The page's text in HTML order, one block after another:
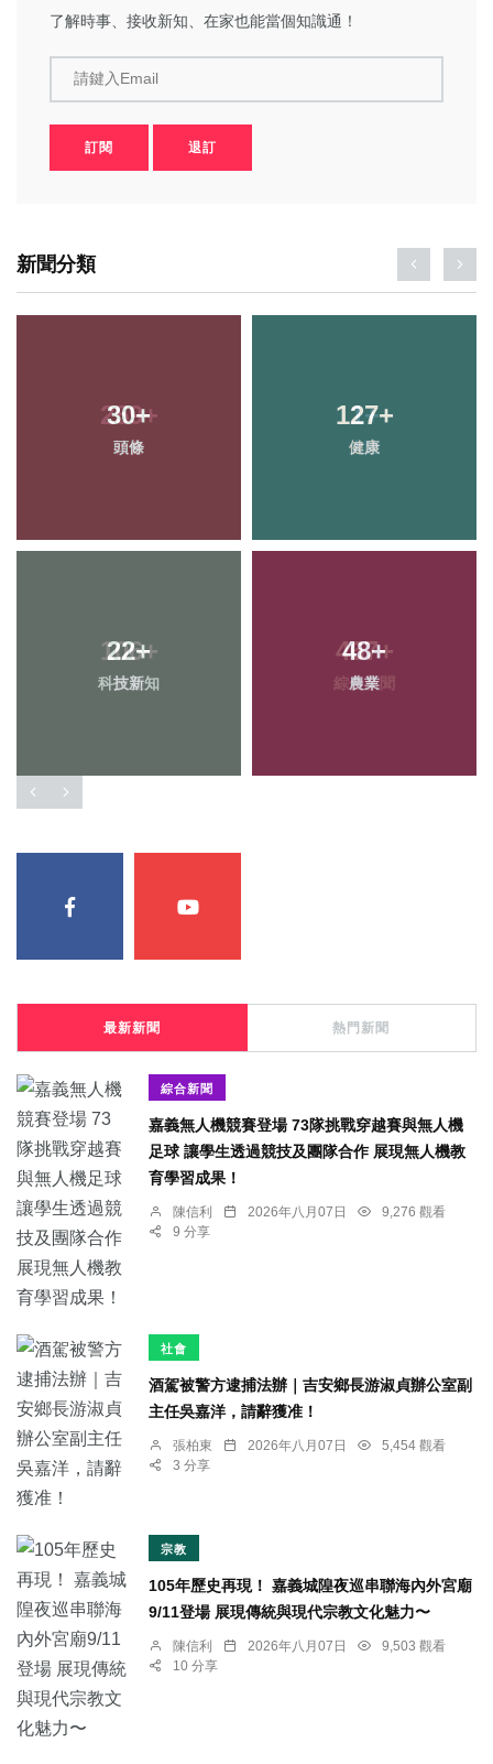
了解時事、接收新知、在家也能當個知識通！
請鍵入Email
訂閱 退訂
新聞分類
30+
頭條
127+
健康
22+
科技新知
48+
農業
最新新聞 熱門新聞
綜合新聞
嘉義無人機競賽登場 73隊挑戰穿越賽與無人機
足球 讓學生透過競技及團隊合作 展現無人機教
育學習成果！
陳信利 2026年八月07日
9,276 觀看
9 分享
社會
酒駕被警方逮捕法辦｜吉安鄉長游淑貞辦公室副
主任吳嘉洋，請辭獲准！
張柏東 2026年八月07日
5,454 觀看
3 分享
宗教
105年歷史再現！ 嘉義城隍夜巡串聯海內外宮廟
9/11登場 展現傳統與現代宗教文化魅力〜
陳信利 2026年八月07日
9,503 觀看
10 分享